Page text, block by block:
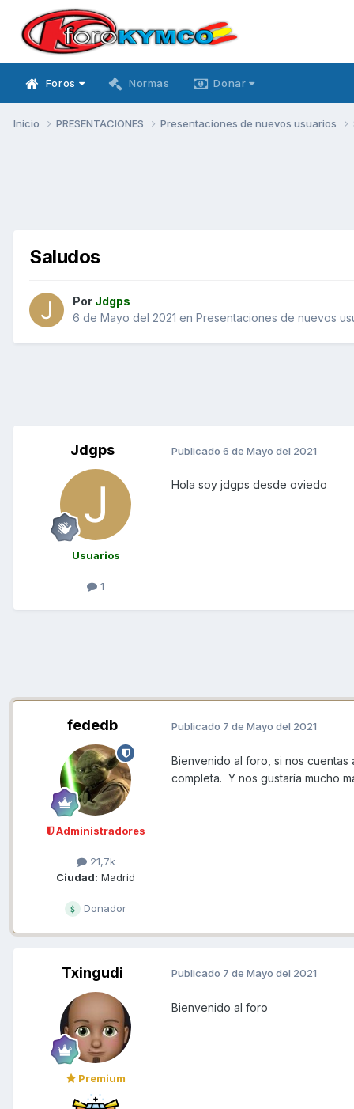
Foros Normas Donar
Inicio PRESENTACIONES Presentaciones de nuevos usuarios
Saludos
Por Jdgps
6 de Mayo del 2021 en Presentaciones de nuevos
Jdgps
Usuarios
1
Publicado 6 de Mayo del 2021
Hola soy jdgps desde oviedo
fededb
Administradores
21,7k
Ciudad: Madrid
Donador
Publicado 7 de Mayo del 2021
Bienvenido al foro, si nos cuentas
completa. Y nos gustaría mucho
Txingudi
Premium
Publicado 7 de Mayo del 2021
Bienvenido al foro